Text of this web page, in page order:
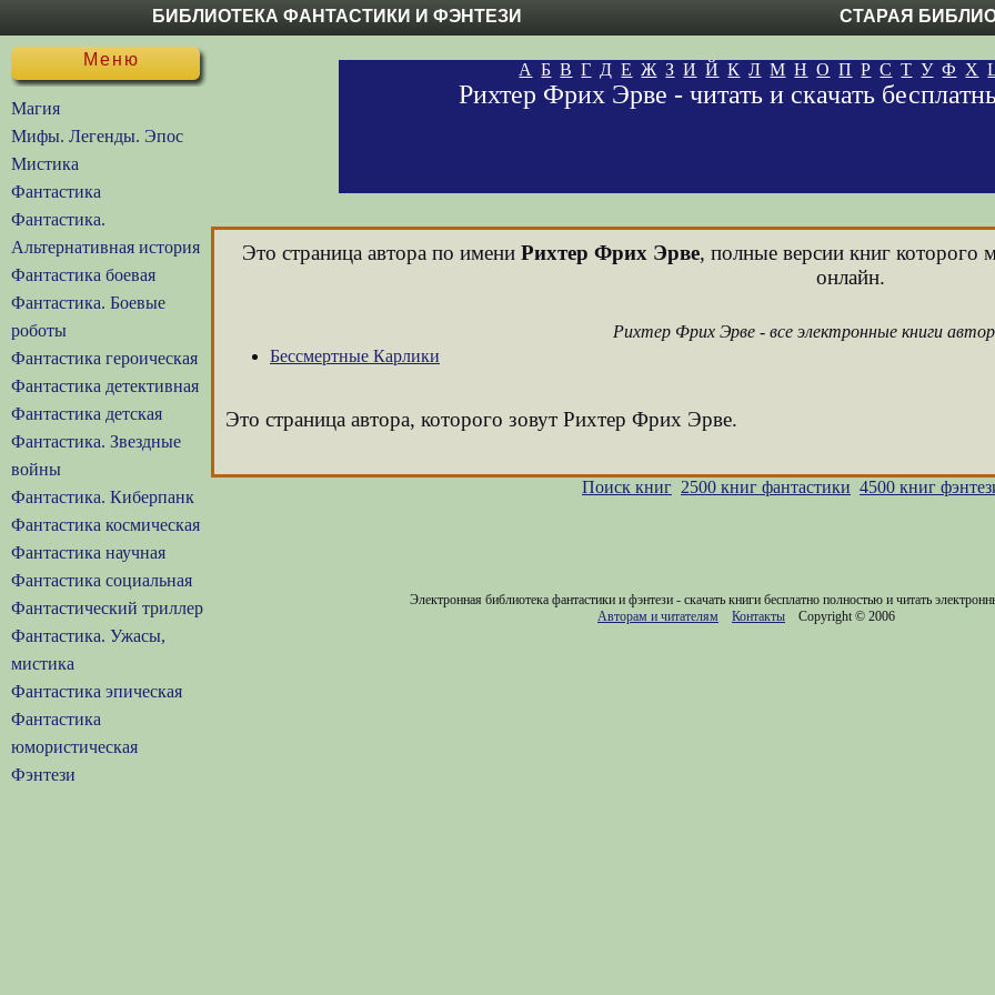
БИБЛИОТЕКА ФАНТАСТИКИ И ФЭНТЕЗИ СТАРАЯ
Меню
Магия
Мифы. Легенды. Эпос
Мистика
Фантастика
Фантастика.
Альтернативная история
Фантастика боевая
Фантастика. Боевые
роботы
Фантастика героическая
Фантастика детективная
Фантастика детская
Фантастика. Звездные
войны
Фантастика. Киберпанк
Фантастика космическая
Фантастика научная
Фантастика социальная
Фантастический триллер
Фантастика. Ужасы,
мистика
Фантастика эпическая
Фантастика
юмористическая
Фэнтези
А Б В Г Д Е Ж З И Й К Л М Н О П Р С Т У Ф Х
Рихтер Фрих Эрве - читать и скачать
Это страница автора по имени Рихтер Фрих Эрве, полные версии книг которого
онлайн.
Рихтер Фрих Эрве - все электронные книги
Бессмертные Карлики
Это страница автора, которого зовут Рихтер Фрих Эрве.
Поиск книг 2500 книг фантастики 4500 книг
Электронная библиотека фантастики и фэнтези - скачать книги бесплатно полностью и читать
Авторам и читателям
Контакты Copyright © 2006